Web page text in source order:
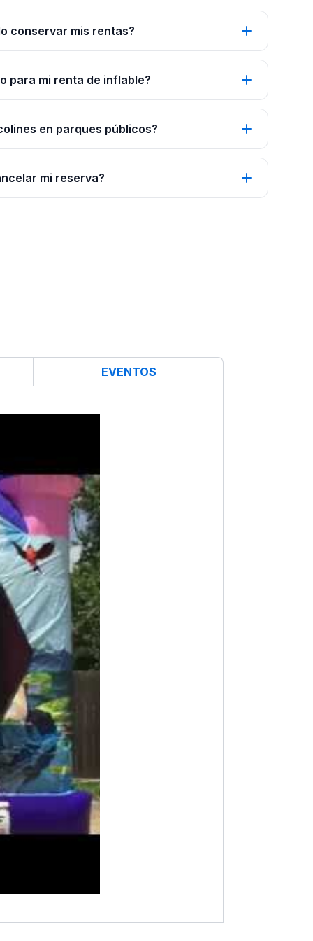
conservar mis rentas?
para mi renta de inflable?
en parques públicos?
mi reserva?
EVENTOS